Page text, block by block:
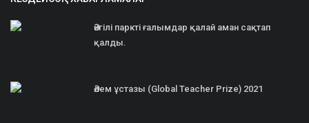
Әйгілі паркті ғалымдар қалай аман сақтап
қалды.
Әлем ұстазы (Global Teacher Prize) 2021